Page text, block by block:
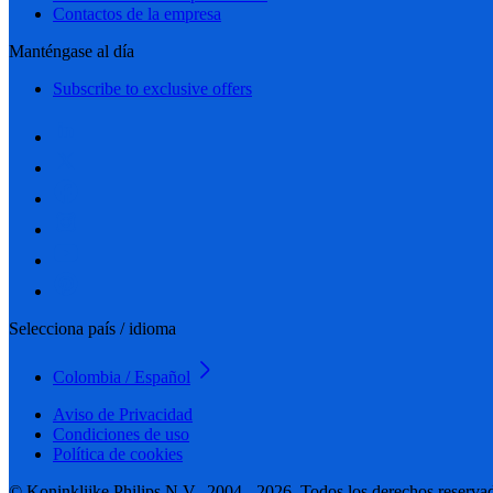
Contactos de la empresa
Manténgase al día
Subscribe to exclusive offers
Selecciona país / idioma
Colombia / Español
Aviso de Privacidad
Condiciones de uso
Política de cookies